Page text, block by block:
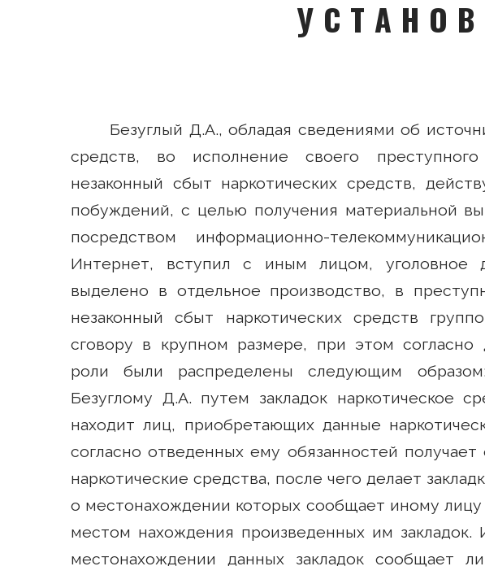
У С Т А Н О
Безуглый Д.А., обладая сведениями об
средств, во исполнение своего
незаконный сбыт наркотических средств,
побуждений, с целью получения материальной
посредством информационно-
Интернет, вступил с иным лицом, уголовное
выделено в отдельное производство, в
незаконный сбыт наркотических средств
сговору в крупном размере, при этом согласно
роли были распределены следующим
Безуглому Д.А. путем закладок наркотическое
находит лиц, приобретающих данные
согласно отведенных ему обязанностей
наркотические средства, после чего делает
о местонахождении которых сообщает иному
местом нахождения произведенных им
местонахождении данных закладок сообщает